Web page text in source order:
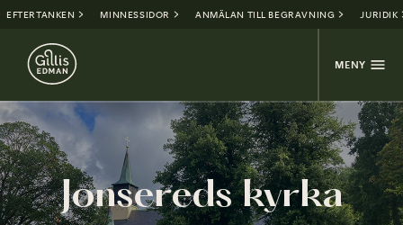
EFTERTANKEN MINNESSIDOR ANMÄLAN TILL BEGRAVNING JURIDIK
MENY
Jonsereds kyrka